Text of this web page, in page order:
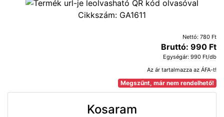
Cikkszám: GA1611
Nettó: 780 Ft
Bruttó: 990 Ft
Egységár: 990 Ft/db
Az ár tartalmazza az ÁFA-t!
Megszűnt, már nem rendelhető!
Kosaram